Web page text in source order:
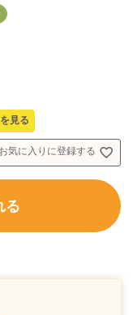
見る
お気に入りに登録する
る